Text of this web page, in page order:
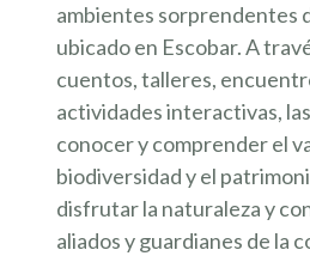
ambientes sorprendentes
ubicado en Escobar. A
cuentos, talleres,
actividades interactivas,
conocer y comprender el
biodiversidad y el
disfrutar la naturaleza y
aliados y guardianes de la